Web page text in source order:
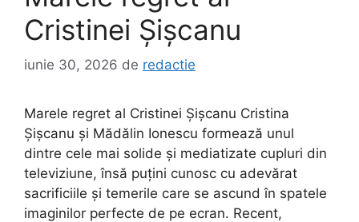
Cristinei Șișcanu
iunie 30, 2026 de redactie
Marele regret al Cristinei Șișcanu Cristina
Șișcanu și Mădălin Ionescu formează unul
dintre cele mai solide și mediatizate cupluri din
televiziune, însă puțini cunosc cu adevărat
sacrificiile și temerile care se ascund în spatele
imaginilor perfecte de pe ecran. Recent,